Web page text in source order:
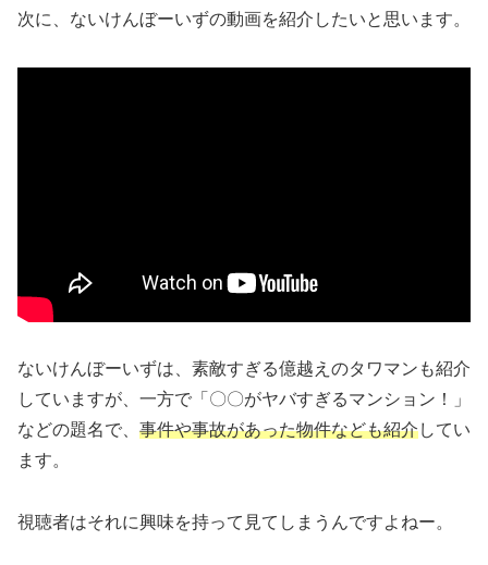
次に、ないけんぼーいずの動画を紹介したいと思います。
ないけんぼーいずは、素敵すぎる億越えのタワマンも紹介
していますが、一方で「〇〇がヤバすぎるマンション！」
などの題名で、 事件や事故があった物件なども紹介してい
ます。
視聴者はそれに興味を持って見てしまうんですよねー。